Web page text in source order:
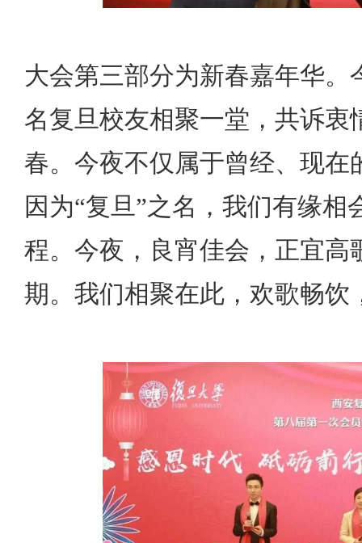
大会第三部分为新春嘉年华。
名复旦校友相聚一堂，共诉
春。今夜不仅属于曾经、现
因为“复旦”之名，我们有缘
程。今夜，良宵佳会，正宜
期。我们相聚在此，欢歌畅饮